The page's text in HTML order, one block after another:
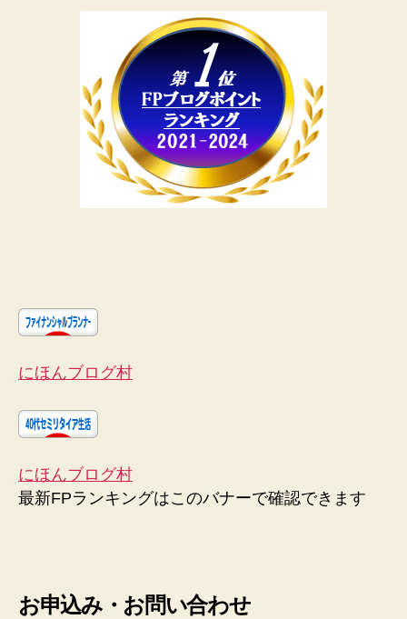
にほんブログ村
にほんブログ村
最新FPランキングはこのバナーで確認できます
お申込み・お問い合わせ